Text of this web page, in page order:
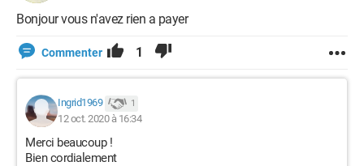
Bonjour vous n'avez rien a payer
Commenter 1
Ingrid1969 1
12 oct. 2020 à 16:34
Merci beaucoup !
Bien cordialement